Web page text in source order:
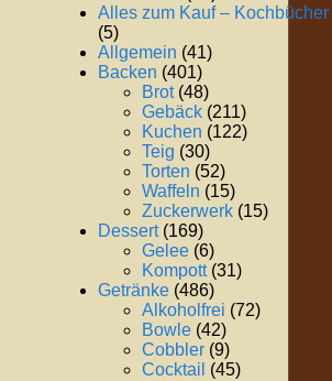
Alles zum Kauf – Kochbücher
(5)
Allgemein (41)
Backen (401)
Brot(48)
Gebäck (211)
Kuchen (122)
Teig (30)
Torten (52)
Waffeln (15)
Zuckerwerk (15)
Dessert(169)
Gelee (6)
Kompott(31)
Getränke (486)
Alkoholfrei (72)
Bowle (42)
Cobbler (9)
Cocktail (45)